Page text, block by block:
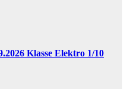
Klasse Elektro 1/10